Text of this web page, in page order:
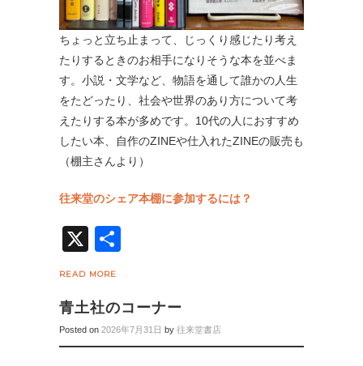
ちょっと立ち止まって、じっくり感じたり考え
たりするときのお相手になりそうな本を並べま
す。小説・文学など、物語を通して誰かの人生
をたどったり、社会や世界のあり方について考
えたりする本が多めです。10代の人におすすめ
したい本、自作のZINEや仕入れたZINEの販売も
（棚主さんより）
往来堂のシェア本棚に参加するには？
X
READ MORE
青土社のコーナー
Posted on 2026年7月31日 by 往来堂書店